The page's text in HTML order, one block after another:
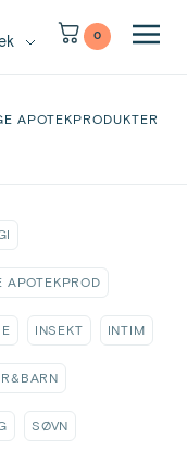
0
APOTEKPRODUKTER
APOTEKPROD
INSEKT INTIM
SØVN